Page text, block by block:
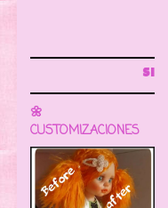
Sigue este blog para
🌼
CUSTOMIZACIONES